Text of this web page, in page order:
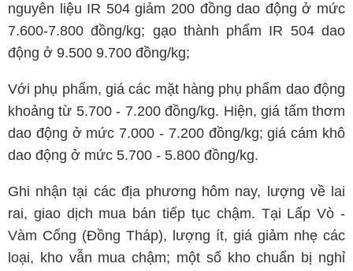
nguyên liệu IR 504 giảm 200 đồng dao động ở mức
7.600-7.800 đồng/kg; gạo thành phẩm IR 504 dao
động ở 9.500 9.700 đồng/kg;
Với phụ phẩm, giá các mặt hàng phụ phẩm dao động
khoảng từ 5.700 - 7.200 đồng/kg. Hiện, giá tấm thơm
dao động ở mức 7.000 - 7.200 đồng/kg; giá cám khô
dao động ở mức 5.700 - 5.800 đồng/kg.
Ghi nhận tại các địa phương hôm nay, lượng về lai
rai, giao dịch mua bán tiếp tục chậm. Tại Lấp Vò -
Vàm Cống (Đồng Tháp), lượng ít, giá giảm nhẹ các
loại, kho vẫn mua chậm; một số kho chuẩn bị nghỉ